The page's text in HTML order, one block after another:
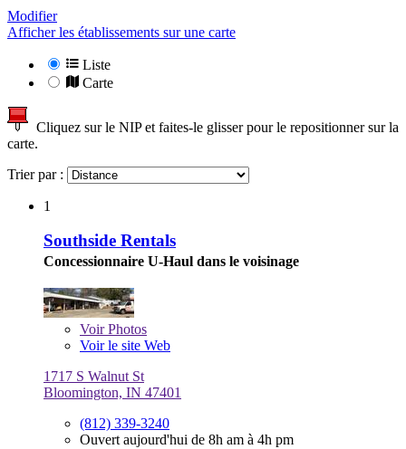
Modifier
Afficher les établissements sur une carte
Liste
Carte
Cliquez sur le NIP et faites-le glisser pour le repositionner sur la
carte.
Trier par :
1
Southside Rentals
Concessionnaire U-Haul dans le voisinage
VoirPhotos
Voir le site Web
1717 S Walnut St
Bloomington, IN 47401
(812) 339-3240
Ouvert aujourd'hui de 8h am à 4h pm